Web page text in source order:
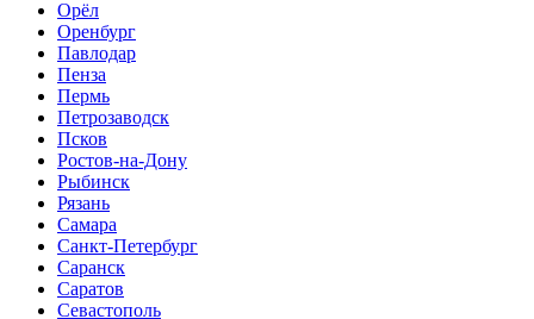
Орёл
Оренбург
Павлодар
Пенза
Пермь
Петрозаводск
Псков
Ростов-на-Дону
Рыбинск
Рязань
Самара
Санкт-Петербург
Саранск
Саратов
Севастополь